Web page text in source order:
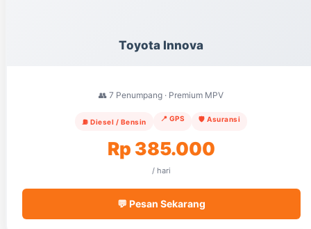
Toyota Innova
👥 7 Penumpang · Premium MPV
⛽ Diesel / Bensin 📍 GPS 🛡️ Asuransi
Rp 385.000
/ hari
💬 Pesan Sekarang